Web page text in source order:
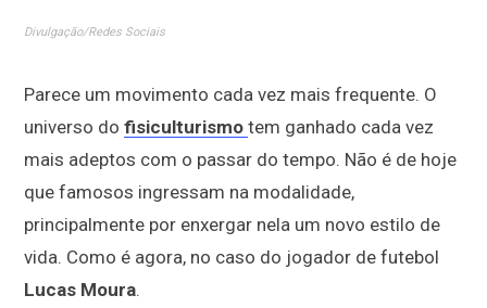
Divulgação/Redes Sociais
Parece um movimento cada vez mais frequente. O
universo do fisiculturismo tem ganhado cada vez
mais adeptos com o passar do tempo. Não é de hoje
que famosos ingressam na modalidade,
principalmente por enxergar nela um novo estilo de
vida. Como é agora, no caso do jogador de futebol
Lucas Moura.